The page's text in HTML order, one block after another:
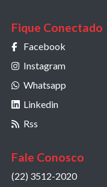
Fique Conectado
Facebook
Instagram
Whatsapp
Linkedin
Rss
Fale Conosco
(22) 3512-2020